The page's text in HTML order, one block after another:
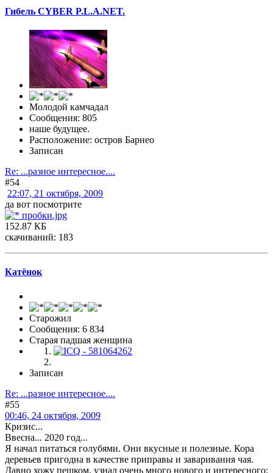
Гибель CYBER P.L.A.NET.
Молодой камчадал
Сообщения: 805
наше будущее.
Расположение: остров Барнео
Записан
Re: ...разное интересное....
#54
22:07, 21 октября, 2009
да вот посмотрите
пробки.jpg
152.87 КБ
скачиваний: 183
Катёнок
Старожил
Сообщения: 6 834
Старая падшая женщина
Записан
Re: ...разное интересное....
#55
00:46, 24 октября, 2009
Кризис...
Ввесна... 2020 год...
Я начал питаться голубями. Они вкусные и полезные. Кора
деревьев пригодна в качестве приправы и заваривания чая.
Давно хожу пешком, узнал очень много нового и интересного: